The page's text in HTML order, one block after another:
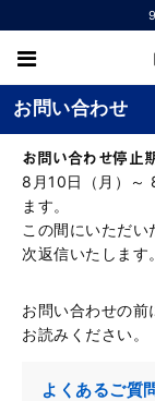
お問い合わせ
お問い合わせ停止
8月10日（月）～
ます。
この間にいただ
次返信いたします
お問い合わせの前
お読みください。
よくあるご質